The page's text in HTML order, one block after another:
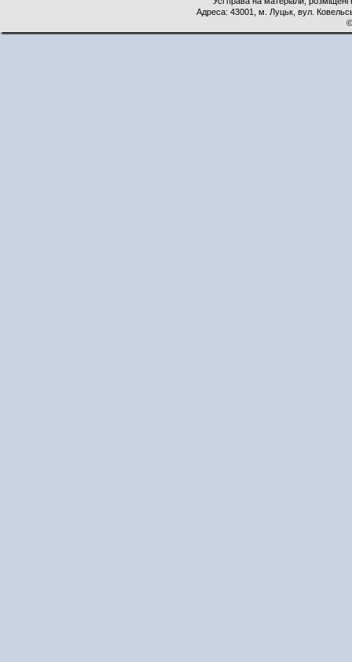
Адреса: 43001, м. Луцьк, вул.